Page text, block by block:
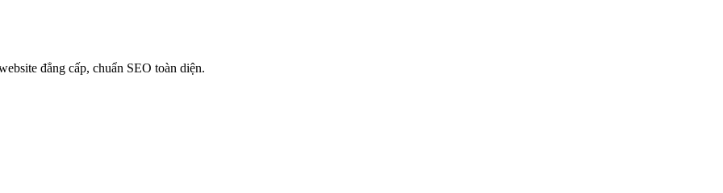
đẳng cấp, chuẩn SEO toàn diện.